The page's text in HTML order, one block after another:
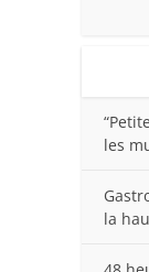
les
la